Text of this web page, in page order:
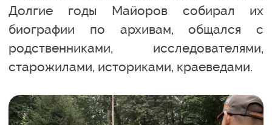
Долгие годы Майоров собирал их
биографии по архивам, общался с
родственниками, исследователями,
старожилами, историками, краеведами.